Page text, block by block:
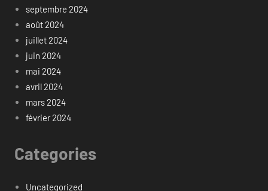
septembre 2024
août 2024
juillet 2024
juin 2024
mai 2024
avril 2024
mars 2024
février 2024
Categories
Uncategorized